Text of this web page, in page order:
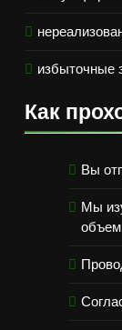
избыточные
Как
Вы
Мы
объем